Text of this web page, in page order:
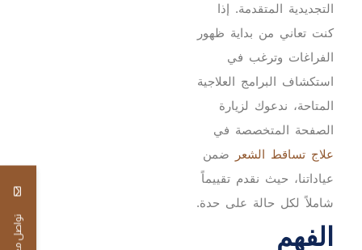
التجديدية المتقدمة. إذا
كنت تعاني من بداية ظهور
الفراغات وترغب في
استكشاف البرامج العلاجية
المتاحة، ندعوك لزيارة
الصفحة المتخصصة في
علاج تساقط الشعر
ضمن
عياداتنا، حيث نقدم تقييماً
شاملاً لكل حالة على حدة.
الفهم تواصل معنا